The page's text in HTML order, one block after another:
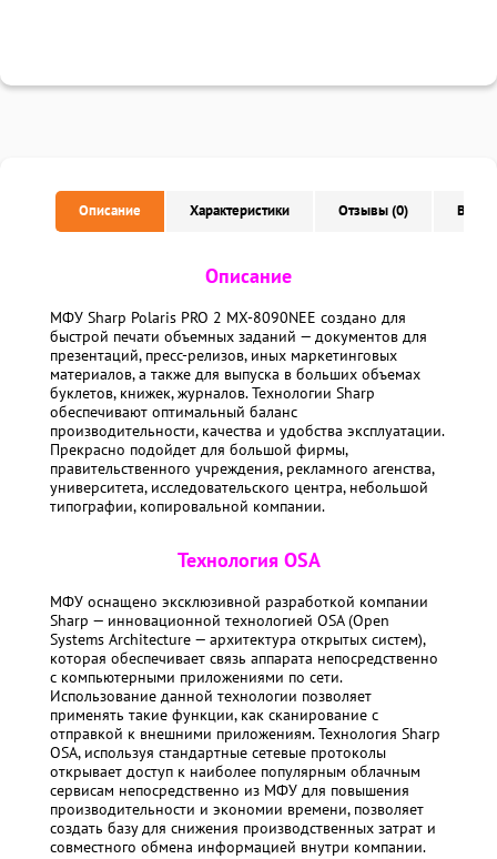
Описание Характеристики Отзывы (0)
Описание
МФУ Sharp Polaris PRO 2 MX-8090NEE создано для
быстрой печати объемных заданий — документов для
презентаций, пресс-релизов, иных маркетинговых
материалов, а также для выпуска в больших объемах
буклетов, книжек, журналов. Технологии Sharp
обеспечивают оптимальный баланс
производительности, качества и удобства эксплуатации.
Прекрасно подойдет для большой фирмы,
правительственного учреждения, рекламного агенства,
университета, исследовательского центра, небольшой
типографии, копировальной компании.
Технология OSA
МФУ оснащено эксклюзивной разработкой компании
Sharp — инновационной технологией OSA (Open
Systems Architecture — архитектура открытых систем),
которая обеспечивает связь аппарата непосредственно
с компьютерными приложениями по сети.
Использование данной технологии позволяет
применять такие функции, как сканирование с
отправкой к внешними приложениям. Технология Sharp
OSA, используя стандартные сетевые протоколы
открывает доступ к наиболее популярным облачным
сервисам непосредственно из МФУ для повышения
производительности и экономии времени, позволяет
создать базу для снижения производственных затрат и
совместного обмена информацией внутри компании.